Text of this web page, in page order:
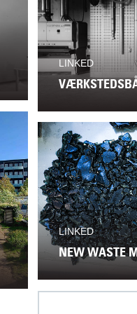
LINKED
LINKED
NEW WASTE